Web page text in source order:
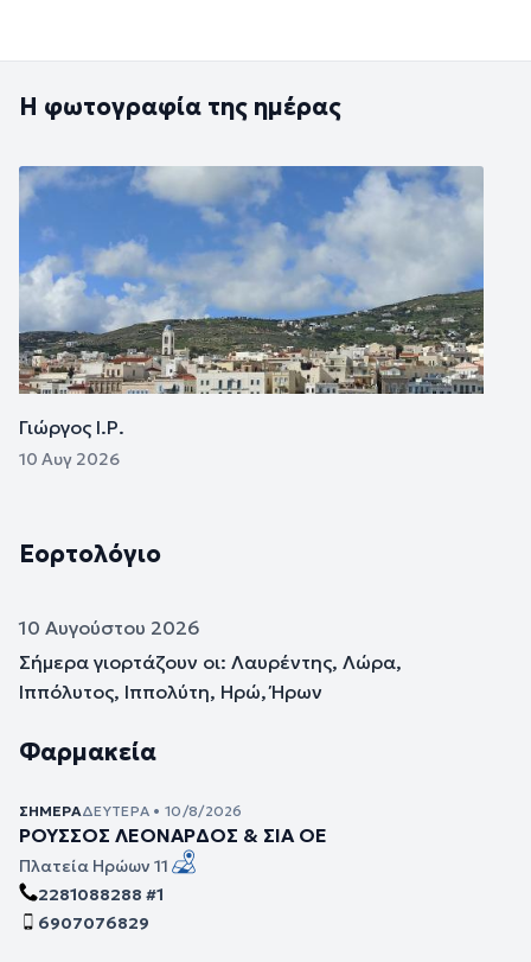
Η φωτογραφία της ημέρας
Εικόνα
Γιώργος Ι.Ρ.
10 Αυγ 2026
Εορτολόγιο
10 Αυγούστου 2026
Σήμερα γιορτάζουν οι: Λαυρέντης, Λώρα,
Ιππόλυτος, Ιππολύτη, Ηρώ, Ήρων
Φαρμακεία
ΣΉΜΕΡΑΔΕΥΤΈΡΑ • 10/8/2026
ΡΟΥΣΣΟΣ ΛΕΟΝΑΡΔΟΣ & ΣΙΑ ΟΕ
Πλατεία Ηρώων 11
2281088288 #1
6907076829